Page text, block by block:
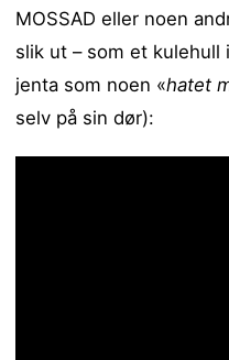
MOSSAD eller noen
slik ut – som et kulehull
jenta som noen «hatet
selv på sin dør):